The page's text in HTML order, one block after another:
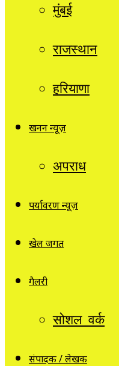
मुंबई
राजस्थान
हरियाणा
खनन न्यूज़
अपराध
पर्यावरण न्यूज़
खेल जगत
गैलरी
सोशल वर्क
संपादक / लेखक